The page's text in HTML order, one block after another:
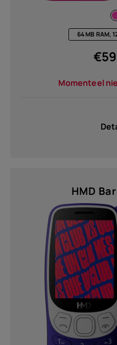
Recycling van
64 MB RAM,
€
Momenteel
HMD